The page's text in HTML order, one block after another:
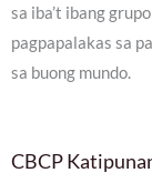
sa iba’t ibang
pagpapalakas sa
sa buong mundo.
CBCP